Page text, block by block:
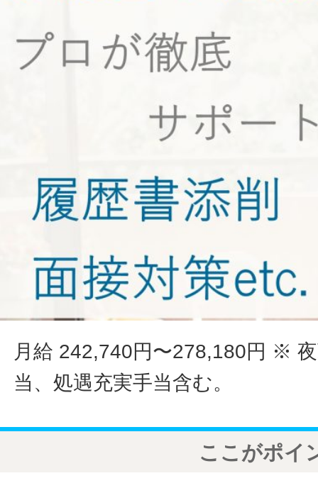
月給 242,740円〜278,180円 ※ 夜
当、処遇充実手当含む。
ここがポイ